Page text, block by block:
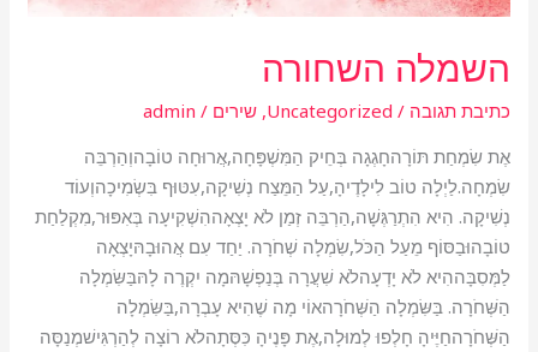
השמלה השחורה
כתיבת תגובה /
Uncategorized
,שירים /
admin
אֶת שִׂמְחַת תּוֹרָהחָגְגָה בְּחֵיק הַמִּשְׁפָּחָה,אֲרוּחָה טוֹבָהוְהַרְבֵּה
שִׂמְחָה.לַיְלָה טוֹב לִילָדֶיהָ,עַל הַמֵּצַח נְשִׁיקָה,עִטּוּף בִּשְׂמִיכָהוְעוֹד
נְשִׁיקָה. הִיא הִתְרַגְּשָׁה,הַרְבֵּה זְמַן לֹא יָצְאָההִשְׁקִיעָה בְּאִפּוּר,מִקְלַחַת
טוֹבָהוּבַסּוֹף מֵעַל הַכֹּל,שִׂמְלָה שְׁחֹרָה. יַחַד עִם אֲהוּבָהּיָצְאָה
לַמְּסִבָּההִיא לֹא יָדְעָהלֹא שִׁעֲרָה בְּנַפְשָׁהּמָה יִקְרֶה לָהּבַּשִּׂמְלָה
הַשְּׁחֹרָה. בַּשִּׂמְלָה הַשְּׁחֹרָהאוֹי מָה שֶׁהִיא עָבְרָה,בַּשִּׂמְלָה
הַשְּׁחֹרָהחַיֶּיהָ חָלְפוּ לְמוּלָה,אֶת פָּנֶיהָ כִּסְּתָהלֹא רוֹצָה לְהַרְגִּישׁמְנַסָּה